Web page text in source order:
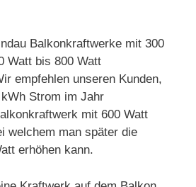
Balkonkraftwerke mit 300
Watt bis 800 Watt
empfehlen unseren Kunden,
Strom im Jahr
mit 600 Watt
welchem man später die
erhöhen kann.